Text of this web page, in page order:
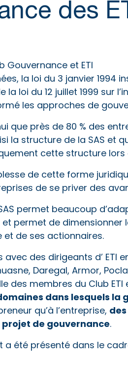
des
Gouvernance et ETI
la loi du 3 janvier
la loi du 12 juillet 1999 sur
les approches de
que près de 80 % des
la structure de la SAS et
cette structure lors
de cette forme
de se priver des
permet beaucoup
permet de dimensionner
et de ses actionnaires.
avec des dirigeants d’ ETI
Daregal, Armor,
des membres du Club
dans lesquels
qu’à l’entreprise,
de gouvernance.
été présenté dans le